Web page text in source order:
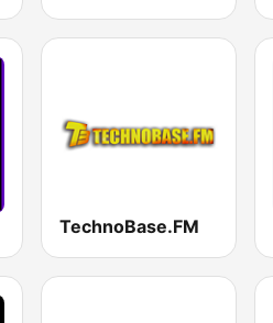
TechnoBase.FM